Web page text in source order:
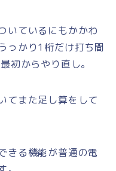
いているにもかかわ
っかり1桁だけ打ち間
初からやり直し。
てまた足し算をして
きる機能が普通の電